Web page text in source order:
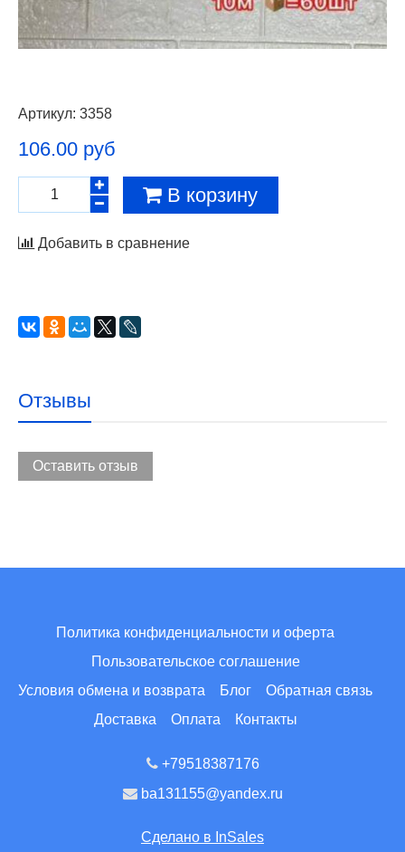
Артикул: 3358
106.00 руб
В корзину
Добавить в сравнение
Отзывы
Оставить отзыв
Политика конфиденциальности и оферта
Пользовательское соглашение
Условия обмена и возврата
Блог
Обратная связь
Доставка
Оплата Контакты
+79518387176
ba131155@yandex.ru
Сделано в InSales